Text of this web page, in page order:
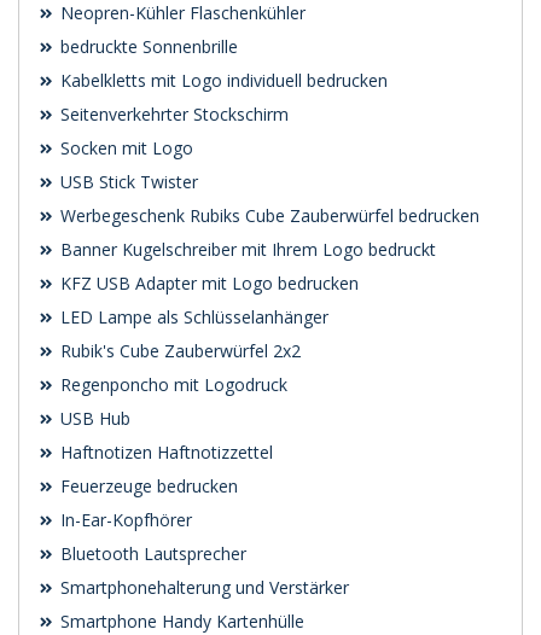
Neopren-Kühler Flaschenkühler
bedruckte Sonnenbrille
Kabelkletts mit Logo individuell bedrucken
Seitenverkehrter Stockschirm
Socken mit Logo
USB Stick Twister
Werbegeschenk Rubiks Cube Zauberwürfel bedrucken
Banner Kugelschreiber mit Ihrem Logo bedruckt
KFZ USB Adapter mit Logo bedrucken
LED Lampe als Schlüsselanhänger
Rubik's Cube Zauberwürfel 2x2
Regenponcho mit Logodruck
USB Hub
Haftnotizen Haftnotizzettel
Feuerzeuge bedrucken
In-Ear-Kopfhörer
Bluetooth Lautsprecher
Smartphonehalterung und Verstärker
Smartphone Handy Kartenhülle